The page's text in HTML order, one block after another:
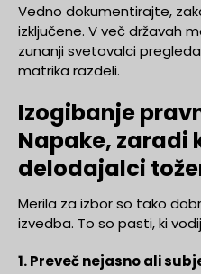
Vedno dokumentirajte,
izključene. V več državah
zunanji svetovalci
matrika razdeli.
Izogibanje
Napake, zaradi
delodajalci
Merila za izbor so tako
izvedba. To so pasti, ki
1. Preveč nejasno ali